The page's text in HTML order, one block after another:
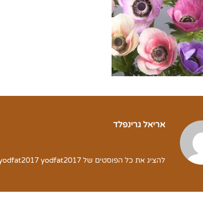
אריאל גרינפלד
להציג את כל הפוסטים של yodfat2017 yodfat2017